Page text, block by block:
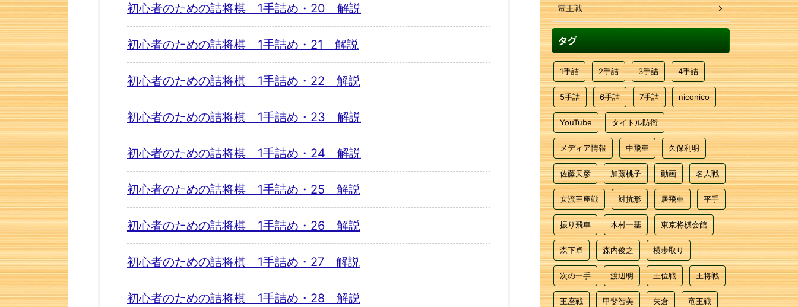
初心者のための詰将棋 1手詰め・20 解説
初心者のための詰将棋 1手詰め・21 解説
初心者のための詰将棋 1手詰め・22 解説
初心者のための詰将棋 1手詰め・23 解説
初心者のための詰将棋 1手詰め・24 解説
初心者のための詰将棋 1手詰め・25 解説
初心者のための詰将棋 1手詰め・26 解説
初心者のための詰将棋 1手詰め・27 解説
初心者のための詰将棋 1手詰め・28 解説
電王戦
タグ
1手詰 2手詰 3手詰 4手詰
5手詰 6手詰 7手詰 niconico
YouTube タイトル防衛
メディア情報 中飛車 久保利明
佐藤天彦 加藤桃子 動画 名人戦
女流王座戦 対抗形 居飛車 平手
振り飛車 木村一基 東京将棋会館
森下卓 森内俊之 横歩取り
次の一手 渡辺明 王位戦 王将戦
王座戦 甲斐智美 矢倉 竜王戦